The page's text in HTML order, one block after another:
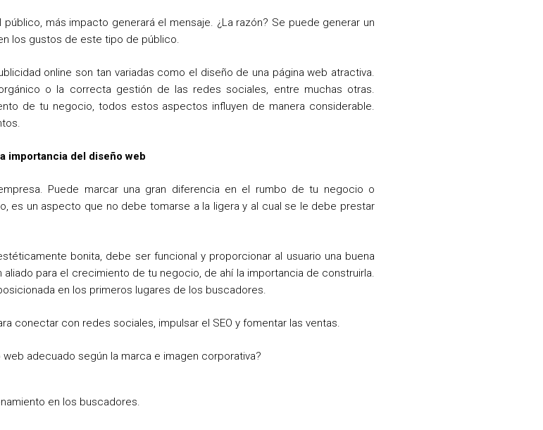
más impacto generará el mensaje. ¿La razón? Se puede generar un
los gustos de este tipo de público.
online son tan variadas como el diseño de una página web atractiva.
o la correcta gestión de las redes sociales, entre muchas otras.
de tu negocio, todos estos aspectos influyen de manera considerable.
importancia del diseño web
Puede marcar una gran diferencia en el rumbo de tu negocio o
es un aspecto que no debe tomarse a la ligera y al cual se le debe prestar
bonita, debe ser funcional y proporcionar al usuario una buena
para el crecimiento de tu negocio, de ahí la importancia de construirla.
en los primeros lugares de los buscadores.
conectar con redes sociales, impulsar el SEO y fomentar las ventas.
adecuado según la marca e imagen corporativa?
en los buscadores.